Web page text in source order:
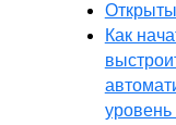
Как
уровень